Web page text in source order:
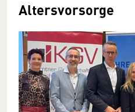
Altersvorsorge